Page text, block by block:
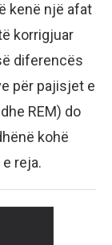
kenë një afat
korrigjuar
diferencës
për pajisjet e
REM) do
kohë
reja.